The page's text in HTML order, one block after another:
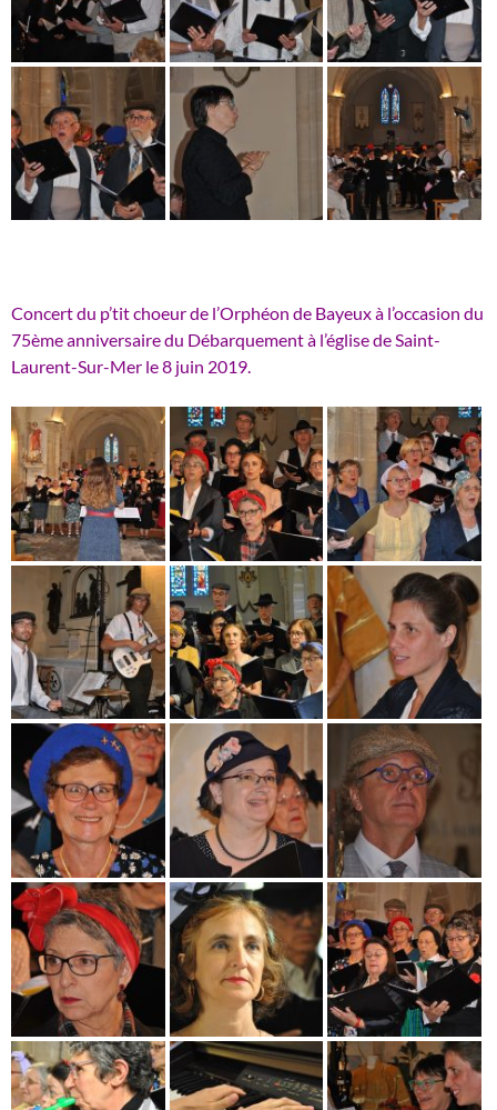
Concert du p’tit choeur de l’Orphéon de Bayeux à l’occasion du
75ème anniversaire du Débarquement à l’église de Saint-
Laurent-Sur-Mer le 8 juin 2019.